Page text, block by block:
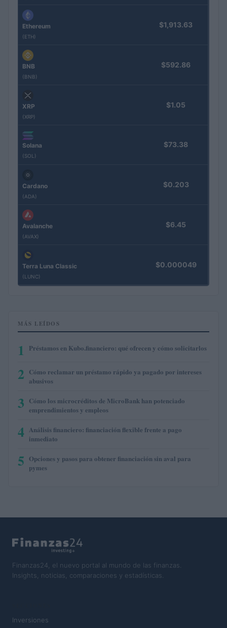
Ethereum
(ETH)
$1,913.63
BNB
(BNB)
$592.86
XRP
(XRP)
$1.05
Solana
(SOL)
$73.38
Cardano
(ADA)
$0.203
Avalanche
(AVAX)
$6.45
Terra Luna Classic
(LUNC)
$0.000049
MÁS LEÍDOS
1 Préstamos en Kubo.financiero: qué ofrecen y cómo solicitarlos
2 Cómo reclamar un préstamo rápido ya pagado por intereses
abusivos
3 Cómo los microcréditos de MicroBank han potenciado
emprendimientos y empleos
4 Análisis financiero: financiación flexible frente a pago
inmediato
5 Opciones y pasos para obtener financiación sin aval para
pymes
Finanzas24, el nuevo portal al mundo de las finanzas.
Insights, noticias, comparaciones y estadísticas.
Inversiones